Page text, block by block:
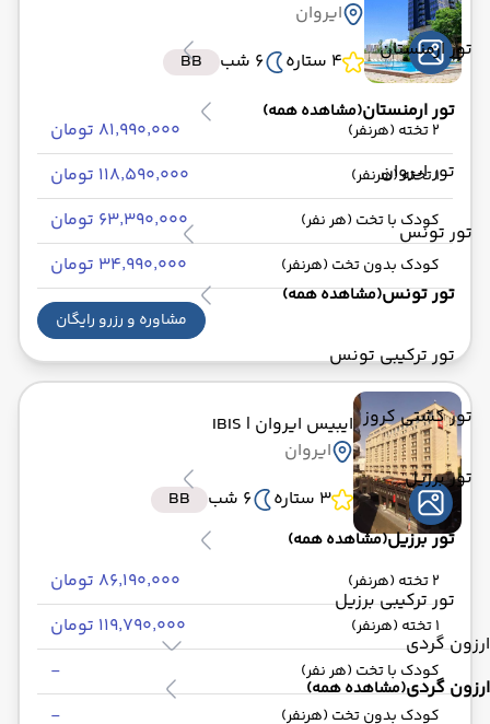
تور ارمنستان
تور ارمنستان(مشاهده همه)
تور ایروان
تور تونس
تور تونس(مشاهده همه)
تور ترکیبی تونس
تور کشتی کروز
تور برزیل
تور برزیل(مشاهده همه)
تور ترکیبی برزیل
ارزون گردی
ارزون گردی(مشاهده همه)
ایروان
4 ستاره
6 شب BB
2 تخته (هرنفر) ۸۱٬۹۹۰٬۰۰۰ تومان
1 تخته (هرنفر) ۱۱۸٬۵۹۰٬۰۰۰ تومان
کودک با تخت (هر نفر) ۶۳٬۳۹۰٬۰۰۰ تومان
کودک بدون تخت (هرنفر) ۳۴٬۹۹۰٬۰۰۰ تومان
مشاوره و رزرو رایگان
ایبیس ایروان | IBIS
ایروان
3 ستاره
6 شب BB
2 تخته (هرنفر) ۸۶٬۱۹۰٬۰۰۰ تومان
1 تخته (هرنفر) ۱۱۹٬۷۹۰٬۰۰۰ تومان
کودک با تخت (هر نفر) -
کودک بدون تخت (هرنفر) -